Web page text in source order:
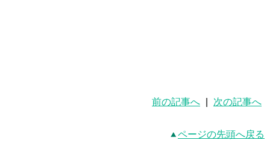
前の記事へ 次の記事へ
ページの先頭へ戻る